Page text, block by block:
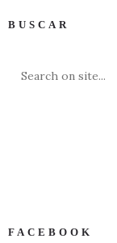
BUSCAR
FACEBOOK